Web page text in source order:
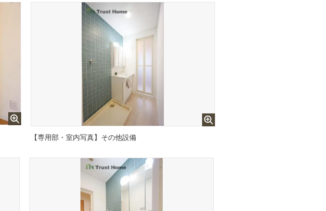
【専用部・室内写真】その他設備